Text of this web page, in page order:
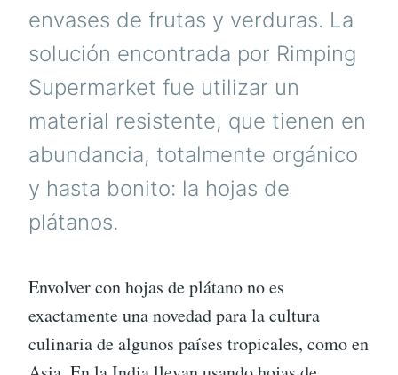
envases de frutas y verduras. La
solución encontrada por Rimping
Supermarket fue utilizar un
material resistente, que tienen en
abundancia, totalmente orgánico
y hasta bonito: la hojas de
plátanos.
Envolver con hojas de plátano no es
exactamente una novedad para la cultura
culinaria de algunos países tropicales, como en